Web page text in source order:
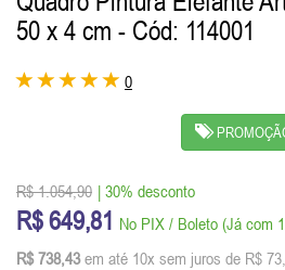
50 x 4 cm - Cód: 114001
0
R$ 1.054,90 | 30% desconto
R$ 649,81
No PIX / Boleto (Já com
R$ 738,43 em até 10x sem juros de R$